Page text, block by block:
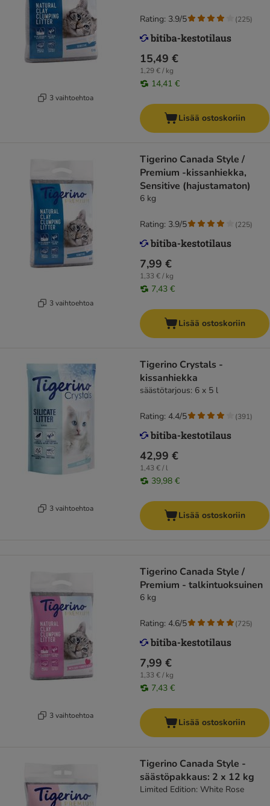
3 vaihtoehtoa
15,49 €
1,29 € / kg
14,41 €
Rating: 3.9/5 (225)
Lisää ostoskoriin
3 vaihtoehtoa
Tigerino Canada Style /
Premium -kissanhiekka,
Sensitive (hajustamaton)
6 kg
7,99 €
1,33 € / kg
7,43 €
Rating: 3.9/5 (225)
Lisää ostoskoriin
3 vaihtoehtoa
Tigerino Crystals -
kissanhiekka
säästötarjous: 6 x 5 l
42,99 €
1,43 € / l
39,98 €
Rating: 4.4/5 (391)
Lisää ostoskoriin
3 vaihtoehtoa
Tigerino Canada Style /
Premium - talkintuoksuinen
6 kg
7,99 €
1,33 € / kg
7,43 €
Rating: 4.6/5 (725)
Lisää ostoskoriin
Tigerino Canada Style -
säästöpakkaus: 2 x 12 kg
Limited Edition: White Rose